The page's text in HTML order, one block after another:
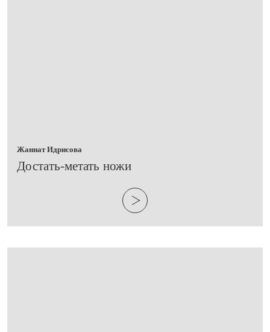
Жаннат Идрисова
​Достать-метать ножи